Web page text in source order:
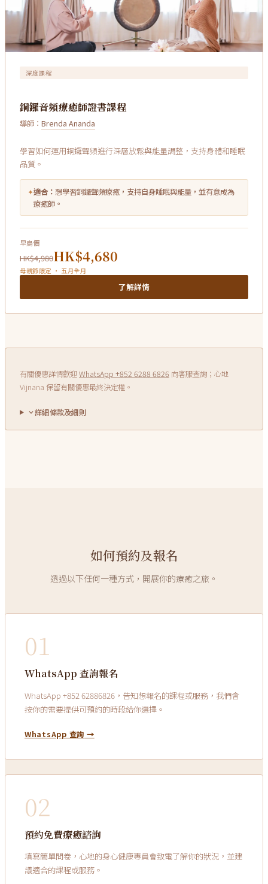
深度課程
銅鑼音頻療癒師證書課程
導師： Brenda Ananda
學習如何運用銅鑼聲頻進行深層放鬆與能量調整，支持身體和睡眠
品質。
✦適合： 想學習銅鑼聲頻療癒，支持自身睡眠與能量，並有意成為
療癒師。
早鳥價
HK$4,980HK$4,680
母親節限定 · 五月全月
了解詳情
有關優惠詳情歡迎 WhatsApp +852 6288 6826 向客服查詢；心地
Vijnana 保留有關優惠最終決定權。
詳細條款及細則
如何預約及報名
透過以下任何一種方式，開展你的療癒之旅。
01
WhatsApp 查詢報名
WhatsApp +852 62886826，告知想報名的課程或服務，我們會
按你的需要提供可預約的時段給你選擇。
WhatsApp 查詢 →
02
預約免費療癒諮詢
填寫簡單問卷，心地的身心健康專員會致電了解你的狀況，並建
議適合的課程或服務。